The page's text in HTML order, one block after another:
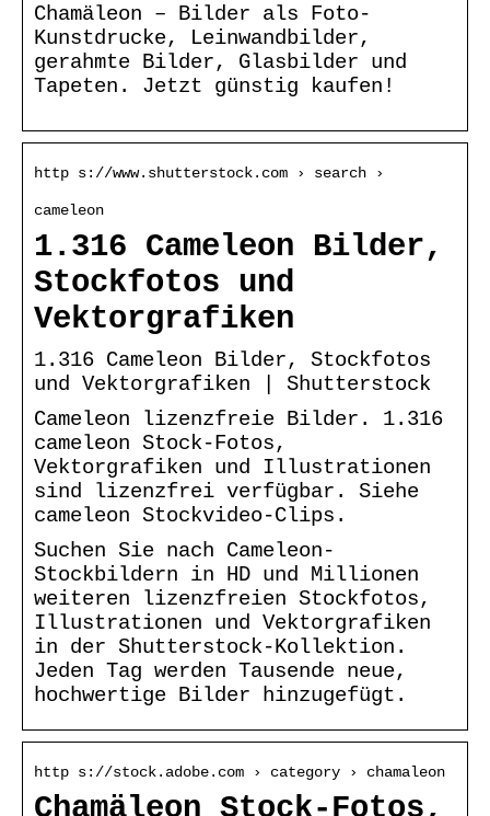
Chamäleon – Bilder als Foto-
Kunstdrucke, Leinwandbilder,
gerahmte Bilder, Glasbilder und
Tapeten. Jetzt günstig kaufen!
http s://www.shutterstock.com › search ›
cameleon
1.316 Cameleon Bilder,
Stockfotos und
Vektorgrafiken
1.316 Cameleon Bilder, Stockfotos
und Vektorgrafiken | Shutterstock
Cameleon lizenzfreie Bilder. 1.316
cameleon Stock-Fotos,
Vektorgrafiken und Illustrationen
sind lizenzfrei verfügbar. Siehe
cameleon Stockvideo-Clips.
Suchen Sie nach Cameleon-
Stockbildern in HD und Millionen
weiteren lizenzfreien Stockfotos,
Illustrationen und Vektorgrafiken
in der Shutterstock-Kollektion.
Jeden Tag werden Tausende neue,
hochwertige Bilder hinzugefügt.
http s://stock.adobe.com › category › chamaleon